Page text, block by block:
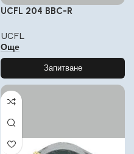
UCFL 204 BBC-R
UCFL
Още
Запитване